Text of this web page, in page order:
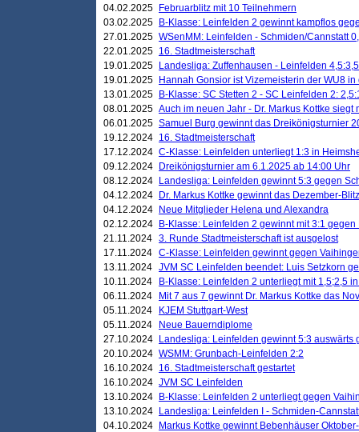
04.02.2025
Februarblitz mit 10 Teilnehmern
03.02.2025
B-Klasse: Leinfelden 2 gewinnt kampflos
27.01.2025 WSenMM: Leinfelden - Schmiden/Cannstatt
22.01.2025 16. Stadtmeisterschaft
19.01.2025
Landesliga: Zuffenhausen - Leinfelden 4,5:3,5
19.01.2025
Hannah Gonsior ist Vizemeisterin der WU8 in
13.01.2025
B-Klasse: SC Stetten 2 - SC Leinfelden 2:
08.01.2025 Auch im neuen Jahr - Dr. Markus Kottke
06.01.2025 Samuel Burg gewinnt das Dreikönigsturnier
19.12.2024 16. Stadtmeisterschaft
17.12.2024 C-Klasse: Leinfelden unterliegt 1:3 in
09.12.2024
Dreikönigsturnier am 6.1.2025 ab 14:00 Uhr
08.12.2024
Landesliga: Leinfelden gewinnt 5:3 gegen
04.12.2024
Dr. Markus Kottke gewinnt das Dezember-
04.12.2024
Neue Mitglieder Helena und Alexandra
02.12.2024
B-Klasse: Leinfelden 2 gewinnt mit 3:1
21.11.2024 3. Runde Stadtmeisterschaft ist ausgelost
17.11.2024 C-Klasse: Leinfelden gewinnt gegen
13.11.2024 JVM SC Leinfelden beendet: Luis Setzkorn
10.11.2024
B-Klasse: Leinfelden 2 unterliegt mit 1,5;2,5
06.11.2024
Mit 7 aus 7 gewinnt Dr. Markus Kottke das
05.11.2024
KJEM Stuttgart-West
05.11.2024
Neue Bauerndiplome
27.10.2024
Landesliga: Leinfelden gewinnt 5:3 auswärts
20.10.2024 WSMM: Grunbach-Leinfelden 2:2
16.10.2024 16. Stadtmeisterschaft gestartet
16.10.2024 JVM SC Leinfelden
13.10.2024
B-Klasse: Leinfelden 2 unterliegt gegen
13.10.2024
Landesliga: Leinfelden I - Schmiden-
04.10.2024
Markus Kottke gewinnt Bebenhäuser